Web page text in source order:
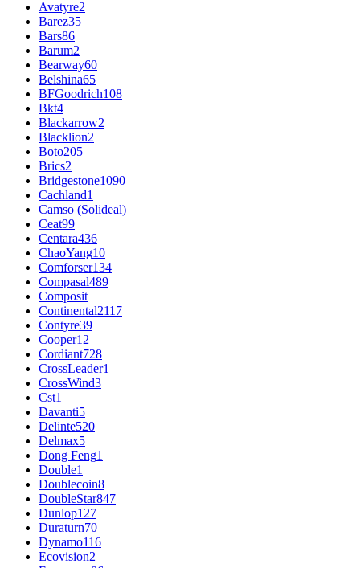
Avatyre2
Barez35
Bars86
Barum2
Bearway60
Belshina65
BFGoodrich108
Bkt4
Blackarrow2
Blacklion2
Boto205
Brics2
Bridgestone1090
Cachland1
Camso (Solideal)
Ceat99
Centara436
ChaoYang10
Comforser134
Compasal489
Composit
Continental2117
Contyre39
Cooper12
Cordiant728
CrossLeader1
CrossWind3
Cst1
Davanti5
Delinte520
Delmax5
Dong Feng1
Double1
Doublecoin8
DoubleStar847
Dunlop127
Duraturn70
Dynamo116
Ecovision2